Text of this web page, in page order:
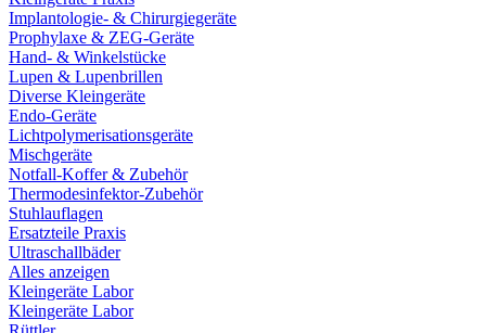
Implantologie- & Chirurgiegeräte
Prophylaxe & ZEG-Geräte
Hand- & Winkelstücke
Lupen & Lupenbrillen
Diverse Kleingeräte
Endo-Geräte
Lichtpolymerisationsgeräte
Mischgeräte
Notfall-Koffer & Zubehör
Thermodesinfektor-Zubehör
Stuhlauflagen
Ersatzteile Praxis
Ultraschallbäder
Alles anzeigen
Kleingeräte Labor
Kleingeräte Labor